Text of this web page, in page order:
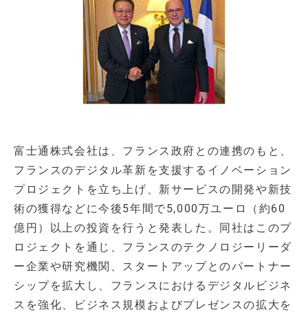
富士通株式会社は、フランス政府との連携のもと、
フランスのデジタル革新を支援するイノベーション
プロジェクトを立ち上げ、新サービスの開発や新技
術の獲得などに今後5年間で5,000万ユーロ（約60
億円）以上の投資を行うと発表した。同社はこのプ
ロジェクトを通じ、フランスのテクノロジーリーダ
ー企業や研究機関、スタートアップとのパートナー
シップを拡大し、フランスにおけるデジタルビジネ
スを強化、ビジネス規模およびプレゼンスの拡大を